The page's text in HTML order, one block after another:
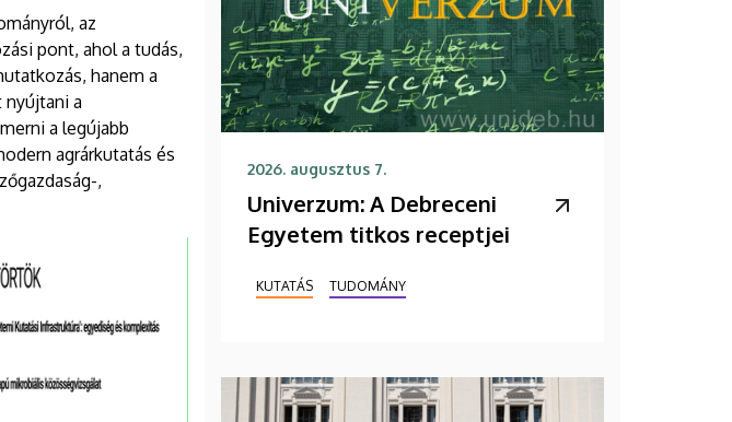
az
pont, ahol a tudás,
hanem a
a
a legújabb
agrárkutatás és
,
2026. augusztus 7.
Univerzum: A Debreceni
Egyetem titkos receptjei
KUTATÁS TUDOMÁNY